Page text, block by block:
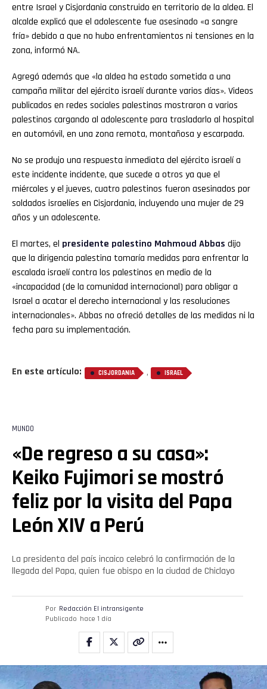
entre Israel y Cisjordania construido en territorio de la aldea. El
alcalde explicó que el adolescente fue asesinado «a sangre
fría» debido a que no hubo enfrentamientos ni tensiones en la
zona, informó NA.
Agregó además que «la aldea ha estado sometida a una
campaña militar del ejército israelí durante varios días». Videos
publicados en redes sociales palestinas mostraron a varios
palestinos cargando al adolescente para trasladarlo al hospital
en automóvil, en una zona remota, montañosa y escarpada.
No se produjo una respuesta inmediata del ejército israelí a
este incidente incidente, que sucede a otros ya que el
miércoles y el jueves, cuatro palestinos fueron asesinados por
soldados israelíes en Cisjordania, incluyendo una mujer de 29
años y un adolescente.
El martes, el presidente palestino Mahmoud Abbas dijo
que la dirigencia palestina tomaría medidas para enfrentar la
escalada israelí contra los palestinos en medio de la
«incapacidad (de la comunidad internacional) para obligar a
Israel a acatar el derecho internacional y las resoluciones
internacionales». Abbas no ofreció detalles de las medidas ni la
fecha para su implementación.
En este artículo: CISJORDANIA , ISRAEL
MUNDO
«De regreso a su casa»:
Keiko Fujimori se mostró
feliz por la visita del Papa
León XIV a Perú
La presidenta del país incaico celebró la confirmación de la
llegada del Papa, quien fue obispo en la ciudad de Chiclayo
Por Redacción El intransigente
Publicado hace 1 día